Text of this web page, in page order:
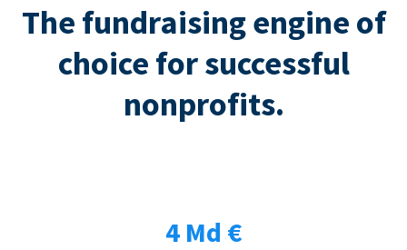
The fundraising engine of
choice for successful
nonprofits.
4 Md €